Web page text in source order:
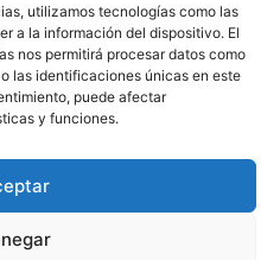
utilizamos tecnologías como las
a la información del dispositivo. El
nos permitirá procesar datos como
las identificaciones únicas en este
puede afectar
y funciones.
relevante sobre la
jurídicos, conoce las leyes
sobre temas legales en este
justicia en España.